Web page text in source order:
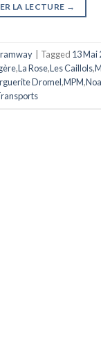
LA LECTURE →
Tagged 13 Mai
,La Rose,Les Caillols,
Dromel,MPM,